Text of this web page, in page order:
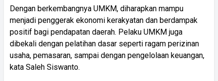
Dengan berkembangnya UMKM, diharapkan mampu
menjadi penggerak ekonomi kerakyatan dan berdampak
positif bagi pendapatan daerah. Pelaku UMKM juga
dibekali dengan pelatihan dasar seperti ragam perizinan
usaha, pemasaran, sampai dengan pengelolaan keuangan,
kata Saleh Siswanto.